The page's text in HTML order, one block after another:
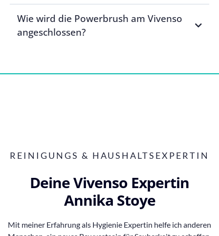
Wie wird die Powerbrush am Vivenso
angeschlossen?
REINIGUNGS & HAUSHALTSEXPERTIN
Deine Vivenso Expertin
Annika Stoye
Mit meiner Erfahrung als Hygienie Expertin helfe ich anderen